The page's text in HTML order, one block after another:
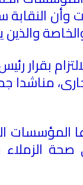
النقابة
والذين
بقرار
جميع